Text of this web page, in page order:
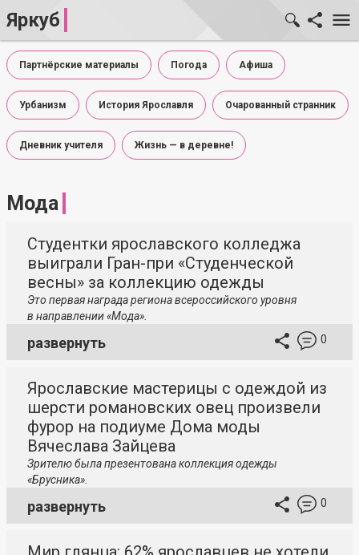
Яркуб
Партнёрские материалы Погода Афиша
Урбанизм История Ярославля Очарованный странник
Дневник учителя Жизнь — в деревне!
Мода
Студентки ярославского колледжа
выиграли Гран-при «Студенческой
весны» за коллекцию одежды
Это первая награда региона всероссийского уровня
в направлении «Мода».
развернуть 0
Ярославские мастерицы с одеждой из
шерсти романовских овец произвели
фурор на подиуме Дома моды
Вячеслава Зайцева
Зрителю была презентована коллекция одежды
«Брусника».
развернуть 0